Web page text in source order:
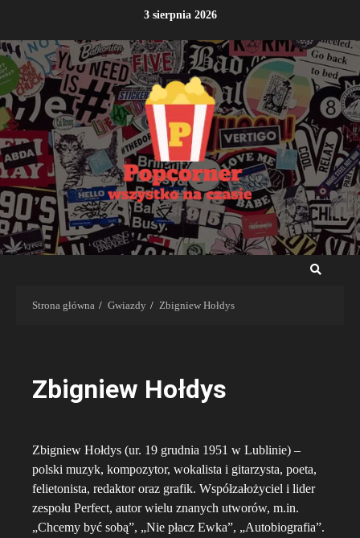
treści
3 sierpnia 2026
Strona główna Gwiazdy Zbigniew Hołdys
Zbigniew Hołdys
Zbigniew Hołdys (ur. 19 grudnia 1951 w Lublinie) –
polski muzyk, kompozytor, wokalista i gitarzysta, poeta,
felietonista, redaktor oraz grafik. Współzałożyciel i lider
zespołu Perfect, autor wielu znanych utworów, m.in.
„Chcemy być sobą”, „Nie płacz Ewka”, „Autobiografia”.